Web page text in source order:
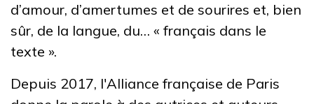
d’amour, d’amertumes et de sourires et, bien
sûr, de la langue, du… « français dans le
texte ».
Depuis 2017, l'Alliance française de Paris